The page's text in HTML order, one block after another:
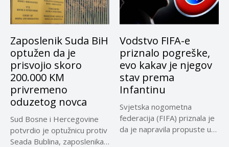
Zaposlenik Suda BiH
optužen da je
prisvojio skoro
200.000 KM
privremeno
oduzetog novca
Sud Bosne i Hercegovine
potvrdio je optužnicu protiv
Seada Bublina, zaposlenika
Vodstvo FIFA-e
priznalo pogreške,
evo kakav je njegov
stav prema
Infantinu
Svjetska nogometna
federacija (FIFA) priznala je
da je napravila propuste u